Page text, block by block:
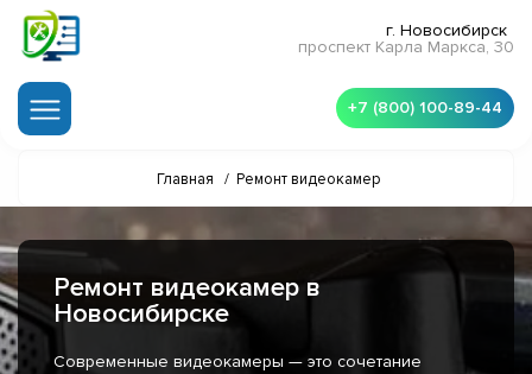
г. Новосибирск
проспект Карла Маркса, 30
+7 (800) 100-89-44
Главная / Ремонт видеокамер
Ремонт видеокамер в
Новосибирске
Современные видеокамеры — это сочетание